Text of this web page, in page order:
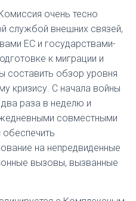
очень тесно
службой внешних связей,
ЕС и государствами-
к миграции и
составить обзор уровня
кризису. С начала войны
раза в неделю и
совместными
обеспечить
на непредвиденные
вызовы, вызванные